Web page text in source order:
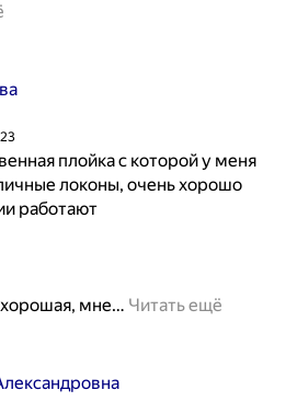
плойка с которой у меня
локоны, очень хорошо
работают
мне… Читать ещё